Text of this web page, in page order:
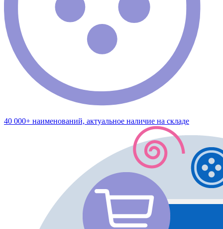
40 000+ наименований, актуальное наличие на складе